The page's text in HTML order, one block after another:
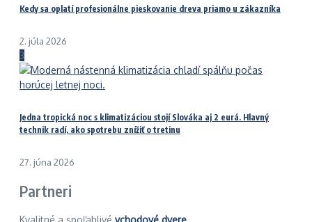
Kedy sa oplatí profesionálne pieskovanie dreva priamo u zákazníka
2. júla 2026
3
Jedna tropická noc s klimatizáciou stojí Slováka aj 2 eurá. Hlavný
technik radí, ako spotrebu znížiť o tretinu
27. júna 2026
Partneri
Kvalitné a spoľahlivé vchodové dvere